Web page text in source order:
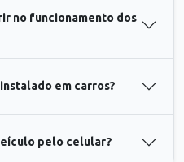
no funcionamento dos
em carros?
pelo celular?